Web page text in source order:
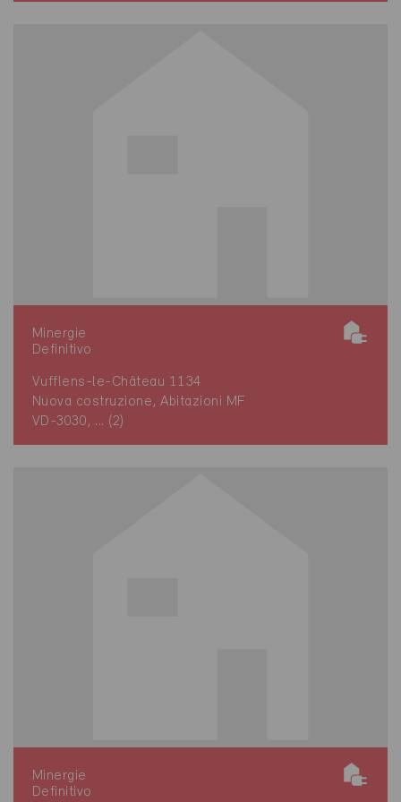
Minergie
Definitivo
Vufflens-le-Château 1134
Nuova costruzione, Abitazioni MF
VD-3030, ... (2)
Minergie
Definitivo